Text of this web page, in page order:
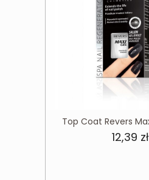
Top Coat Revers
12,39 zł